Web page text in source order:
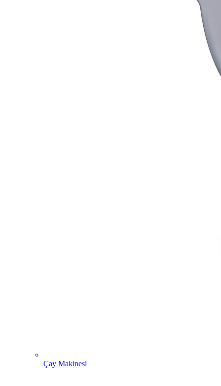
Çay Makinesi